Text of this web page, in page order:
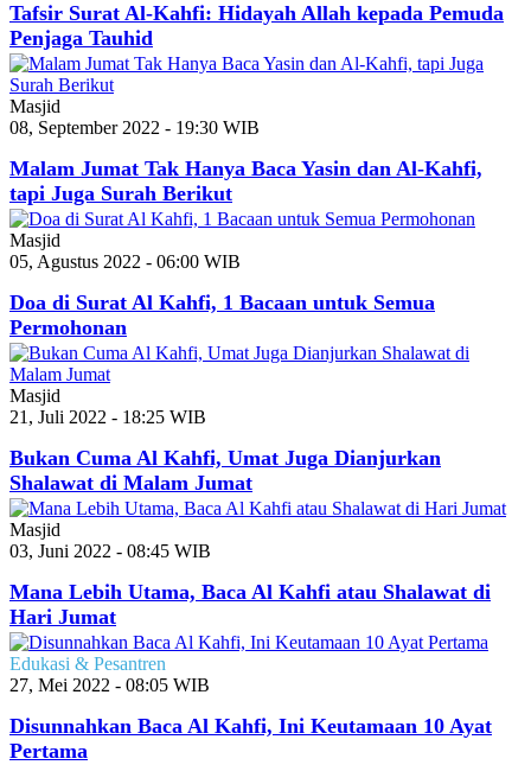
Tafsir Surat Al-Kahfi: Hidayah Allah kepada Pemuda
Penjaga Tauhid
Masjid
08, September 2022 - 19:30 WIB
Malam Jumat Tak Hanya Baca Yasin dan Al-Kahfi,
tapi Juga Surah Berikut
Masjid
05, Agustus 2022 - 06:00 WIB
Doa di Surat Al Kahfi, 1 Bacaan untuk Semua
Permohonan
Masjid
21, Juli 2022 - 18:25 WIB
Bukan Cuma Al Kahfi, Umat Juga Dianjurkan
Shalawat di Malam Jumat
Masjid
03, Juni 2022 - 08:45 WIB
Mana Lebih Utama, Baca Al Kahfi atau Shalawat di
Hari Jumat
Edukasi & Pesantren
27, Mei 2022 - 08:05 WIB
Disunnahkan Baca Al Kahfi, Ini Keutamaan 10 Ayat
Pertama